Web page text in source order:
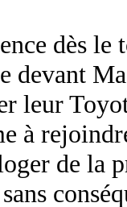
dès
devant
leur
à
de la